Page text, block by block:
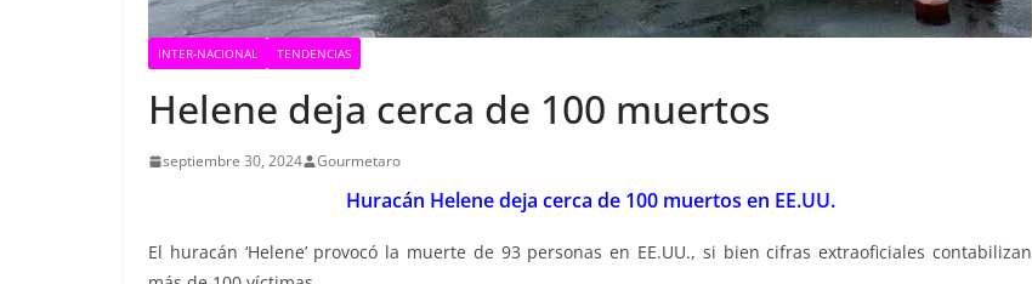
INTER-NACIONAL TENDENCIAS
Helene deja cerca de 100 muertos
septiembre 30, 2024 Gourmetaro
Huracán Helene deja cerca de 100 muertos en EE.UU.
El huracán ‘Helene’ provocó la muerte de 93 personas en EE.UU., si bien cifras extraoficiales contabilizan